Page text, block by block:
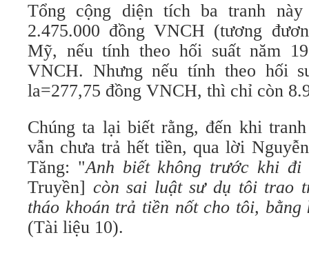
Tổng cộng diện tích ba tranh
2.475.000 đồng VNCH (tương
Mỹ, nếu tính theo hối suất năm
VNCH. Nhưng nếu tính theo hối
la=277,75 đồng VNCH, thì chỉ còn
Chúng ta lại biết rằng, đến khi
vẫn chưa trả hết tiền, qua lời
Tăng: "Anh biết không trước khi đi
Truyền] còn sai luật sư dụ tôi trao
tháo khoán trả tiền nốt cho tôi,
(Tài liệu 10).